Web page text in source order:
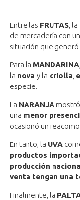
Entre las FRUTAS , la
de mercadería con
situación que generó
Para la MANDARINA
la nova y la criolla
especie.
La NARANJA
una menor
ocasionó un
En tanto, la UVA
productos
producción
venta tengan una
Finalmente, la